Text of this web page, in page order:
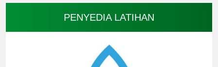
PENYEDIA LATIHAN